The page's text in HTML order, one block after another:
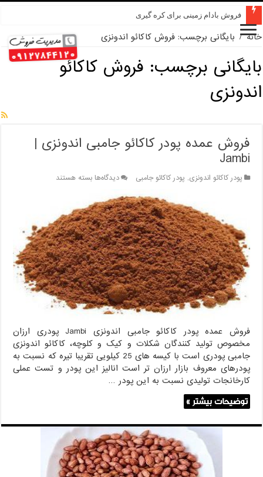
فروش بادام زمینی برای کره گیری
خانه / بایگانی برچسب: فروش کاکائو اندونزی
بایگانی برچسب: فروش کاکائو
اندونزی
فروش عمده پودر کاکائو جامبی اندونزی |
Jambi
پودر کاکائو اندونزی, پودر کاکائو جامبی دیدگاه‌هابرای
پودر
کاکائو
جامبی
اندونزی
|
Jambi
بسته هستند
فروش عمده پودر کاکائو جامبی اندونزی Jambi پودری ارزان
مخصوص تولید کنندگان شکلات و کیک و کلوچه، کاکائو اندونزی
جامبی پودری است با کیسه های 25 کیلویی تقریبا تیره که نسبت به
پودرهای معروف بازار ارزان تر است انالیز این پودر و تست عملی
کارخانجات تولیدی نسبت به این پودر …
توضیحات بیشتر »